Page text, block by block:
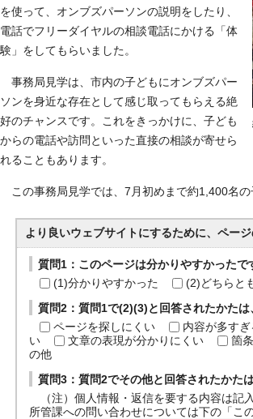
を使って、オンブズパーソンの説明をしたり、
電話でフリーダイヤルの相談電話にかける「体
験」をしてもらいました。
事務局見学は、市内の子どもにオンブズパー
ソンを身近な存在として感じ取ってもらえる絶
好のチャンスです。これをきっかけに、子ども
からの電話や訪問といった直接の相談が寄せら
れることもあります。
この事務局見学では、7月初めまで約1,400名の
より良いウェブサイトにするために、ペー
質問1：このページは分かりやすかったで
(1)分かりやすかった
(2)どちらと
質問2：質問1で(2)(3)と回答されたかたは
ページを探しにくい
内容が多すぎ
い
文章の表現が分かりにくい 箇
の他
質問3：質問2でその他と回答されたかた
（注）個人情報・返信を要する内容は記
所管課への問い合わせについては下の「こ